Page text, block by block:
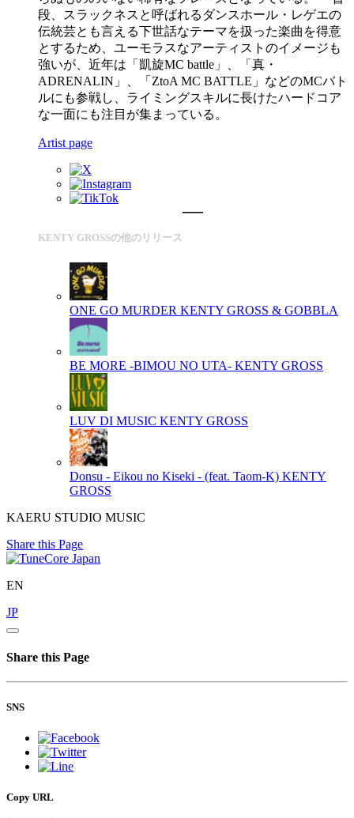
段、スラックネスと呼ばれるダンスホール・レゲエの
伝統芸とも言える下世話なテーマを扱った楽曲を得意
とするため、ユーモラスなアーティストのイメージも
強いが、近年は「凱旋MC battle」、「真・
ADRENALIN」、「ZtoA MC BATTLE」などのMCバト
ルにも参戦し、ライミングスキルに長けたハードコア
な一面にも注目が集まっている。
Artist page
KENTY GROSSの他のリリース
ONE GO MURDER KENTY GROSS & GOBBLA
BE MORE -BIMOU NO UTA- KENTY GROSS
LUV DI MUSIC KENTY GROSS
Donsu - Eikou no Kiseki - (feat. Taom-K) KENTY
GROSS
KAERU STUDIO MUSIC
Share this Page
EN
JP
Share this Page
SNS
Copy URL